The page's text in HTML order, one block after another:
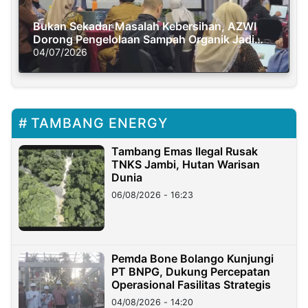
Bukan Sekadar Masalah Kebersihan, AZWI
Dorong Pengelolaan Sampah Organik Jadi
Solusi Krisis Iklim
04/07/2026
TAMBANG ENERGY
Tambang Emas Ilegal Rusak
TNKS Jambi, Hutan Warisan
Dunia
06/08/2026 - 16:23
Pemda Bone Bolango Kunjungi
PT BNPG, Dukung Percepatan
Operasional Fasilitas Strategis
04/08/2026 - 14:20